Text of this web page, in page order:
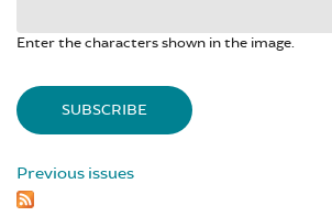
Enter the characters shown in the image.
Previous issues